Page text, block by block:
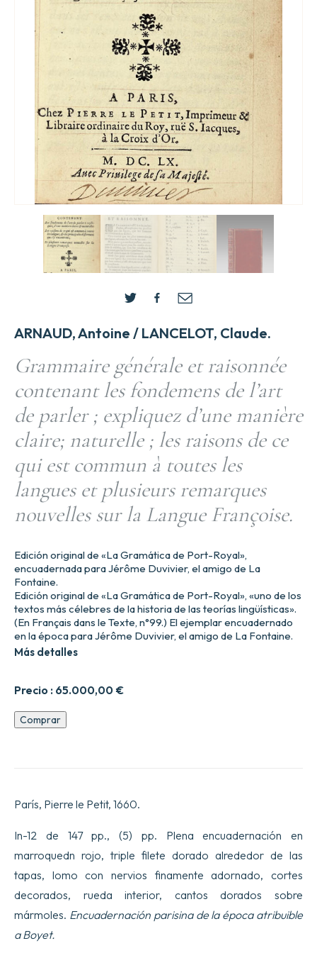
ARNAUD, Antoine / LANCELOT, Claude.
Grammaire générale et raisonnée
contenant les fondemens de l’art
de parler ; expliquez d’une manière
claire; naturelle ; les raisons de ce
qui est commun à toutes les
langues et plusieurs remarques
nouvelles sur la Langue Françoise.
Precio : 65.000,00 €
Edición original de «La Gramática de Port-Royal»,
encuadernada para Jérôme Duvivier, el amigo de La
Fontaine.
Edición original de «La Gramática de Port-Royal», «uno de los
textos más célebres de la historia de las teorías lingüísticas».
(En Français dans le Texte, n°99.) El ejemplar encuadernado
en la época para Jérôme Duvivier, el amigo de La Fontaine.
Más detalles
Grammaire
ge9n1érale
de
de
;
expliquez
dune
manie8re
claire;
naturelle
;
Comprar
París, Pierre le Petit, 1660.
In-12 de 147 pp., (5) pp. Plena encuadernación en
marroquedn rojo, triple filete dorado alrededor de las
tapas, lomo con nervios finamente adornado, cortes
decorados, rueda interior, cantos dorados sobre
mármoles. Encuadernación parisina de la época atribuible
a Boyet.